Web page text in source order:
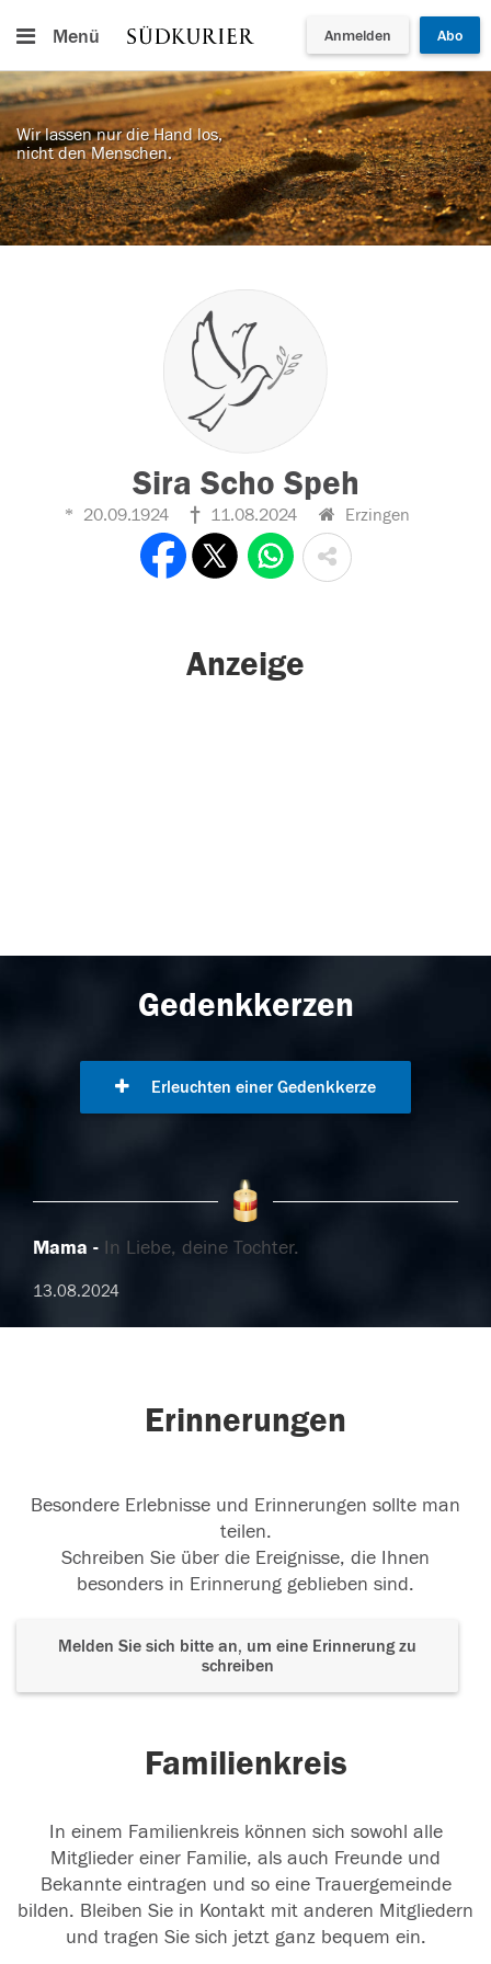
Menü Anmelden Abo
Wir lassen nur die Hand los,
nicht den Menschen.
Sira Scho Speh
20.09.1924 11.08.2024 Erzingen
Anzeige
Gedenkkerzen
Erleuchten einer Gedenkkerze
Mama In Liebe, deine Tochter.
13.08.2024
Erinnerungen
Besondere Erlebnisse und Erinnerungen sollte man
teilen.
Schreiben Sie über die Ereignisse, die Ihnen
besonders in Erinnerung geblieben sind.
Melden Sie sich bitte an, um eine Erinnerung zu
schreiben
Familienkreis
In einem Familienkreis können sich sowohl alle
Mitglieder einer Familie, als auch Freunde und
Bekannte eintragen und so eine Trauergemeinde
bilden. Bleiben Sie in Kontakt mit anderen Mitgliedern
und tragen Sie sich jetzt ganz bequem ein.